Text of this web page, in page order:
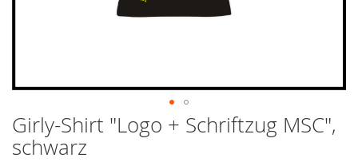
Zum
Anfang
der
Girly-Shirt "Logo + Schriftzug MSC",
schwarz